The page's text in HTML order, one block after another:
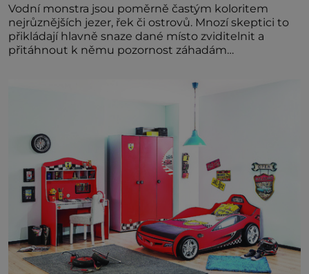
Vodní monstra jsou poměrně častým koloritem
nejrůznějších jezer, řek či ostrovů. Mnozí skeptici to
přikládají hlavně snaze dané místo zviditelnit a
přitáhnout k němu pozornost záhadám